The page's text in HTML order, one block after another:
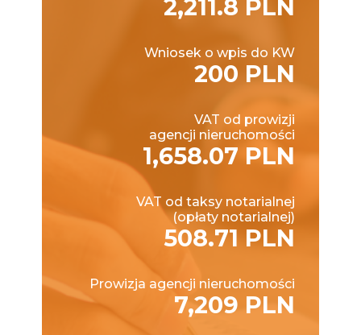
2,211.8 PLN
Wniosek o wpis do KW
200 PLN
VAT od prowizji
agencji nieruchomości
1,658.07 PLN
VAT od taksy notarialnej
(opłaty notarialnej)
508.71 PLN
Prowizja agencji nieruchomości
7,209 PLN